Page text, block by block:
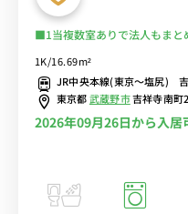
■1当複数室ありで法人もま
２ドア冷蔵庫でたっぷり収
分/新宿・渋谷・立川まで乗換
ンタル中！
1K/16.69m²
JR中央本線(東京～塩尻)
東京都武蔵野市吉祥寺南町
2026年09月26日から入居